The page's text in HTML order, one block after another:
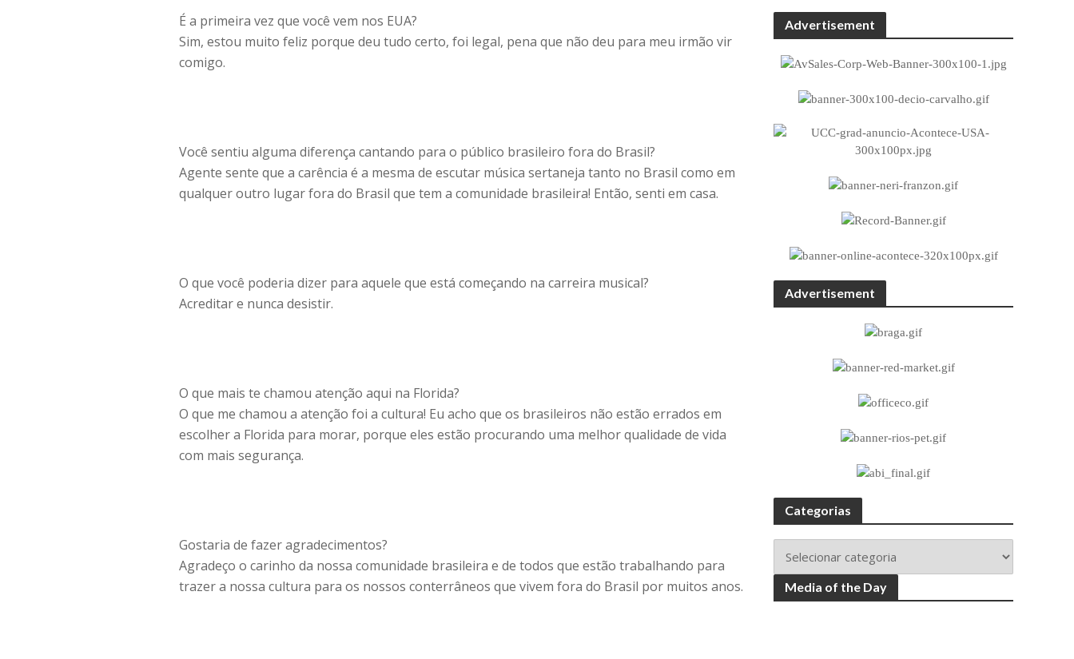
É a primeira vez que você vem nos EUA?
Sim, estou muito feliz porque deu tudo certo, foi legal, pena que não deu para meu irmão vir
comigo.
Você sentiu alguma diferença cantando para o público brasileiro fora do Brasil?
Agente sente que a carência é a mesma de escutar música sertaneja tanto no Brasil como em
qualquer outro lugar fora do Brasil que tem a comunidade brasileira! Então, senti em casa.
O que você poderia dizer para aquele que está começando na carreira musical?
Acreditar e nunca desistir.
O que mais te chamou atenção aqui na Florida?
O que me chamou a atenção foi a cultura! Eu acho que os brasileiros não estão errados em
escolher a Florida para morar, porque eles estão procurando uma melhor qualidade de vida
com mais segurança.
Gostaria de fazer agradecimentos?
Agradeço o carinho da nossa comunidade brasileira e de todos que estão trabalhando para
trazer a nossa cultura para os nossos conterrâneos que vivem fora do Brasil por muitos anos.
Advertisement
Advertisement
Categorias
Media of the Day